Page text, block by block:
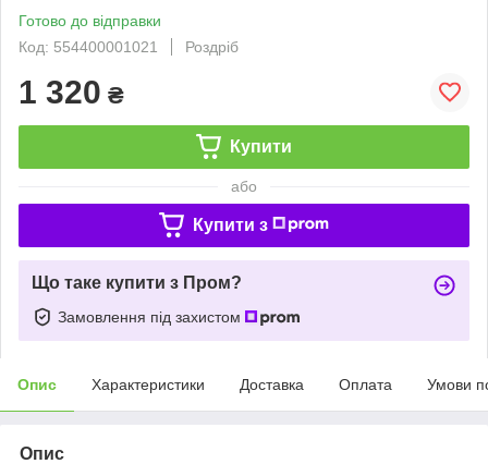
Готово до відправки
Код: 554400001021
Роздріб
1 320 ₴
Купити
або
Купити з
Що таке купити з Пром?
Замовлення під захистом
Опис Характеристики Доставка Оплата Умови
Опис